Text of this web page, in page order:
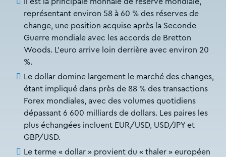
représentant environ 58 à 60 % des réserves de
change, une position acquise après la Seconde
Guerre mondiale avec les accords de Bretton
Woods. L’euro arrive loin derrière avec environ 20
%.
Le dollar domine largement le marché des changes,
étant impliqué dans près de 88 % des transactions
Forex mondiales, avec des volumes quotidiens
dépassant 6 600 milliards de dollars. Les paires les
plus échangées incluent EUR/USD, USD/JPY et
GBP/USD.
Le terme « dollar » provient du « thaler » européen